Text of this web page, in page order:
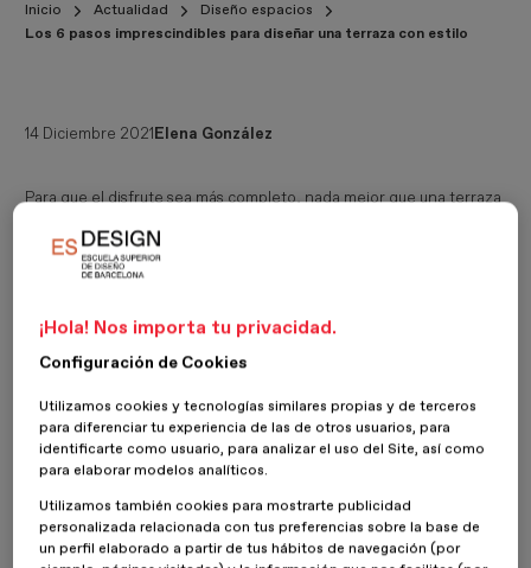
Inicio Actualidad
Diseño espacios
Los 6 pasos imprescindibles para diseñar una terraza con estilo
14 Diciembre 2021 Elena González
Para que el disfrute sea más completo, nada mejor que una terraza
cómodo y agradable. Eso sí, de ello no se tiene por qué encargar
un interiorista. Es un
diseño de espacios exteriores. Es decir, un especialista en
paisajismo del entorno urbano
diseñar una terraza? Descúbrelos.
¿Cómo crear una terraza? ¿Qué se
puede hacer en una terraza?
Para diseñar una terraza, desde el punto de vista del profesional,
¡Hola! Nos importa tu privacidad.
Configuración de Cookies
Utilizamos cookies y tecnologías similares propias y de terceros
para diferenciar tu experiencia de las de otros usuarios, para
identificarte como usuario, para analizar el uso del Site, así como
para elaborar modelos analíticos.
Utilizamos también cookies para mostrarte publicidad
personalizada relacionada con tus preferencias sobre la base de
un perfil elaborado a partir de tus hábitos de navegación (por